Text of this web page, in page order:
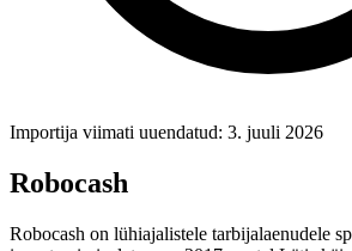
Importija viimati uuendatud: 3. juuli 2026
Robocash
Robocash on lühiajalistele tarbijalaenudele